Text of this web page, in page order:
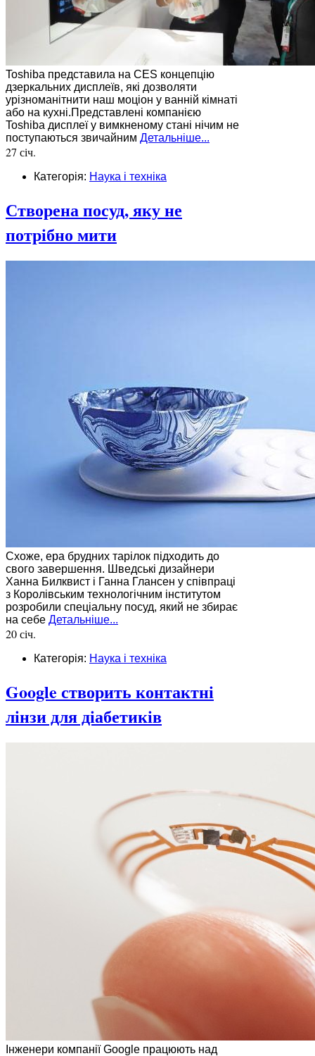
Toshiba представила на CES концепцію
дзеркальних дисплеїв, які дозволяти
урізноманітнити наш моціон у ванній кімнаті
або на кухні.Представлені компанією
Toshiba дисплеї у вимкненому стані нічим не
поступаються звичайним Детальніше...
27 січ.
Категорія: Наука і техніка
Створена посуд, яку не
потрібно мити
Схоже, ера брудних тарілок підходить до
свого завершення. Шведські дизайнери
Ханна Билквист і Ганна Глансен у співпраці
з Королівським технологічним інститутом
розробили спеціальну посуд, який не збирає
на себе Детальніше...
20 січ.
Категорія: Наука і техніка
Google створить контактні
лінзи для діабетиків
Інженери компанії Google працюють над